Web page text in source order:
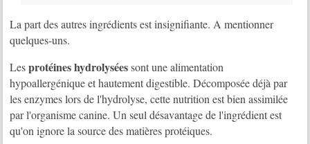
La part des autres ingrédients est insignifiante. A mentionner
quelques-uns.
Lesprotéines hydrolyséessont une alimentation
hypoallergénique et hautement digestible. Décomposée déjà par
les enzymes lors de l'hydrolyse, cette nutrition est bien assimilée
par l'organisme canine. Un seul désavantage de l'ingrédient est
qu'on ignore la source des matières protéiques.